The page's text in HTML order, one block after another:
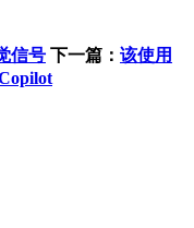
信号 下一篇： 该使用